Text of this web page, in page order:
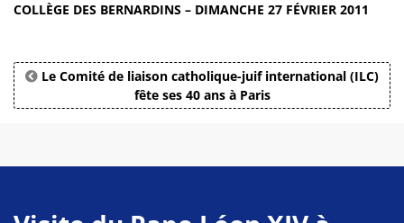
COLLÈGE DES BERNARDINS – DIMANCHE 27 FÉVRIER 2011
Le Comité de liaison catholique-juif international (ILC)
fête ses 40 ans à Paris